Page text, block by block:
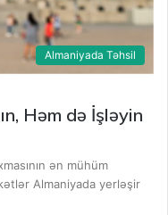
Almaniyada Təhsil
Həm də İşləyin
ən mühüm
Almaniyada yerləşir